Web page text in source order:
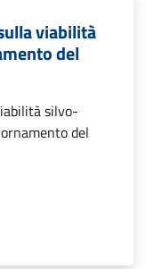
viabilità
del
silvo-
del